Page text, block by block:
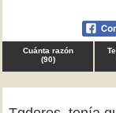
Cuánta razón
(90)